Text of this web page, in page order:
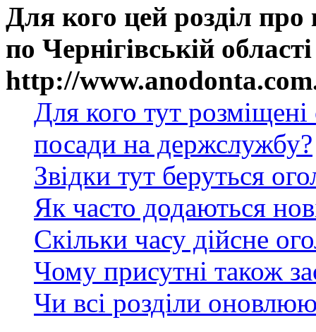
Для кого цей розділ
по Чернігівській
http://
Для кого тут
посади на держслужбу?
Звідки тут беруться
Як часто додаються
Скільки часу дійсне
Чому присутні також
Чи всі розділи